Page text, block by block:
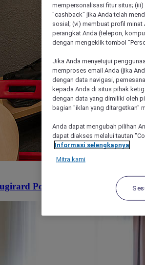
Porte de Versailles
mempersonalisasi fitur situs;
"cashback" jika Anda telah
sosial; (vi) membuat profil
perangkat Anda (telepon,
dengan mengeklik tombol
Jika Anda menyetujui
memproses email Anda (jika
dengan data navigasi,
kepada Anda di situs pihak
dengan data yang dimiliki oleh
bagian "iklan yang ditargetkan"
Anda dapat mengubah pilihan
dapat diakses melalui tautan
Informasi selengkapnya
Mitra kami